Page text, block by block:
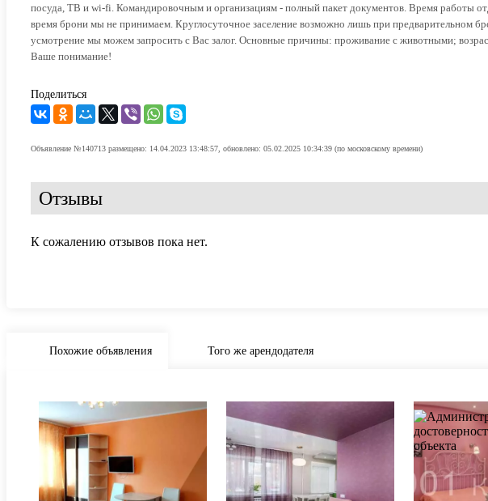
посуда, ТВ и wi-fi. Командировочным и организациям - полный пакет документов. Время работы
время брони мы не принимаем. Круглосуточное заселение возможно лишь при предварительном
усмотрение мы можем запросить с Вас залог. Основные причины: проживание с животными;
Ваше понимание!
Поделиться
Объявление №140713 размещено: 14.04.2023 13:48:57, обновлено: 05.02.2025 10:34:39 (по московскому времени)
Отзывы
К сожалению отзывов пока нет.
Похожие объявления Того же арендодателя